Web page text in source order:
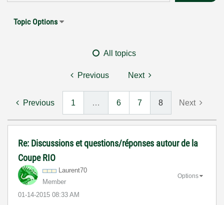
Topic Options
All topics
Previous Next
Previous 1 … 6 7 8 Next
Re: Discussions et questions/réponses autour de la
Coupe RIO
Laurent70
Member
‎01-14-2015 08:33 AM
Options